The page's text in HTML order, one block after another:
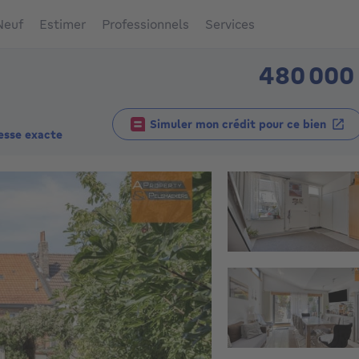
Estimer Professionnels Services
480
exacte
Simuler mon crédit pour ce bien